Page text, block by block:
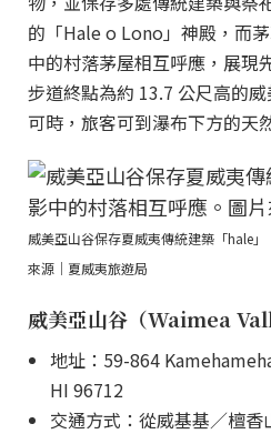
的「Hale o Lono」神殿，而
中的村落茅屋相互呼應，展現
步道終點為約 13.7 公尺高的
可時，旅客可到瀑布下方的天
威美亞山谷保存夏威夷傳統建築「hale
來源｜夏威夷旅遊局
威美亞山谷（Waimea
地址：59-864
HI 96712
交通方式：從威基基／檀